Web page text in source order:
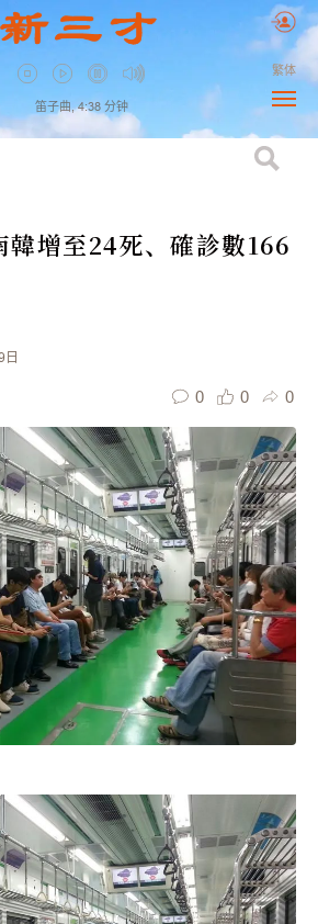
笛子曲, 4:38 分钟
繁体
增至24死、確診數166
0 0 0